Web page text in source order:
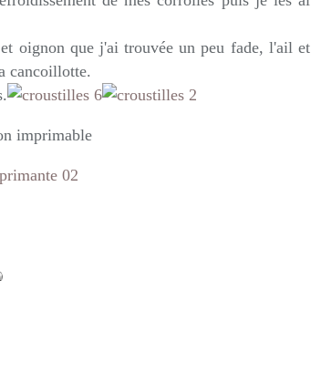
oignon que j'ai trouvée un peu fade, l'ail et
cancoillotte.
imprimable